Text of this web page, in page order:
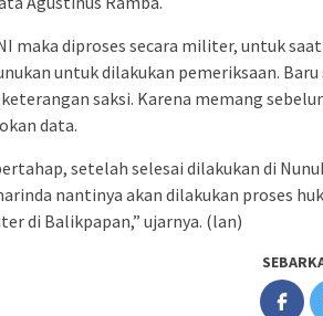
maka diproses secara militer, untuk
untuk dilakukan pemeriksaan.
saksi. Karena memang
data.
setelah selesai dilakukan di
nantinya akan dilakukan proses
di Balikpapan,” ujarnya. (lan)